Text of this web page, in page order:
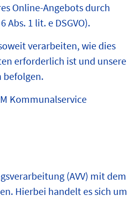
Online-Angebots durch
1 lit. e DSGVO).
verarbeiten, wie dies
erforderlich ist und unsere
befolgen.
Kommunalservice
(AVV) mit dem
Hierbei handelt es sich um